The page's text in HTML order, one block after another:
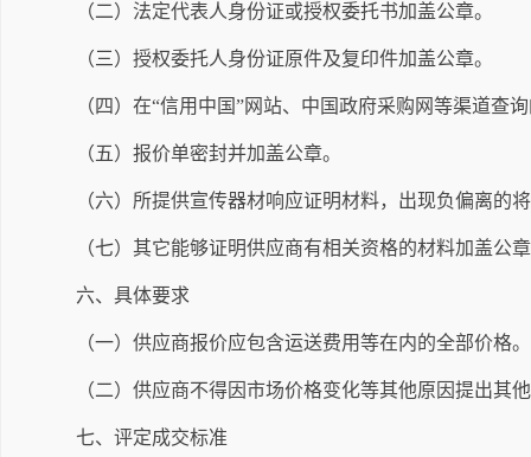
（二）法定代表人身份证或授权委托书加盖公章。
（三）授权委托人身份证原件及复印件加盖公章。
（四）在“信用中国”网站、中国政府采购网等渠道查
（五）报价单密封并加盖公章。
（六）所提供宣传器材响应证明材料，出现负偏离的
（七）其它能够证明供应商有相关资格的材料加盖公
六、具体要求
（一）供应商报价应包含运送费用等在内的全部价格。
（二）供应商不得因市场价格变化等其他原因提出
七、评定成交标准